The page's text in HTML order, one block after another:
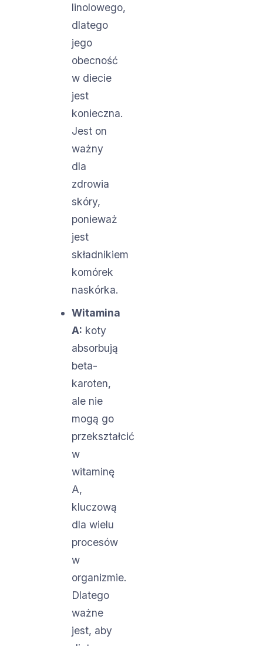
linolowego,
dlatego
jego
obecność
w diecie
jest
konieczna.
Jest on
ważny
dla
zdrowia
skóry,
ponieważ
jest
składnikiem
komórek
naskórka.
Witamina
A: koty
absorbują
beta-
karoten,
ale nie
mogą go
przekształcić
w
witaminę
A,
kluczową
dla wielu
procesów
w
organizmie.
Dlatego
ważne
jest, aby